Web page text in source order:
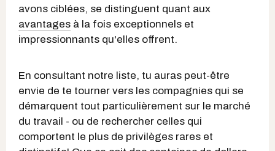
avons ciblées, se distinguent quant aux
avantages à la fois exceptionnels et
impressionnants qu'elles offrent.
En consultant notre liste, tu auras peut-être
envie de te tourner vers les compagnies qui se
démarquent tout particulièrement sur le marché
du travail - ou de rechercher celles qui
comportent le plus de privilèges rares et